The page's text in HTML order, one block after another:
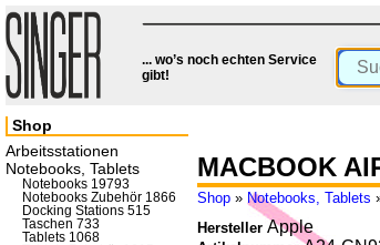
... wo’s noch echten Service
gibt!
MACBOOK
Shop » Notebooks, Tablets
Hersteller Apple
Shop
Arbeitsstationen
Notebooks, Tablets
Notebooks 19793
Notebooks Zubehör 1866
Docking Stations 515
Taschen 733
Tablets 1068